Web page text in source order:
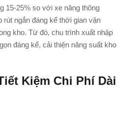
15-25% so với xe nâng thông
rút ngắn đáng kể thời gian vận
kho. Từ đó, chu trình xuất nhập
đáng kể, cải thiện năng suất kho
Kiệm Chi Phí Dài